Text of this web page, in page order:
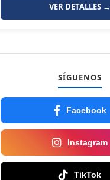
VER DETALLES →
SÍGUENOS
Facebook
Instagram
TikTok